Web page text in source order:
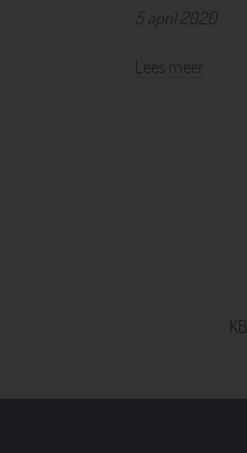
5 april 2020
Lees meer